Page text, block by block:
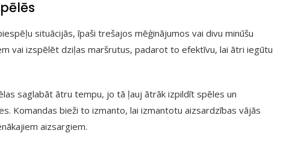
situācijās, īpaši trešajos mēģinājumos vai divu minūšu
vai izspēlēt dziļas maršrutus, padarot to efektīvu, lai ātri iegūtu
saglabāt ātru tempu, jo tā ļauj ātrāk izpildīt spēles un
Komandas bieži to izmanto, lai izmantotu aizsardzības vājās
aizsargiem.